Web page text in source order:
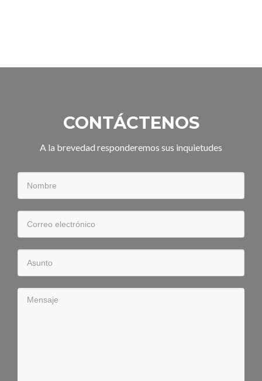
CONTÁCTENOS
A la brevedad responderemos sus inquietudes